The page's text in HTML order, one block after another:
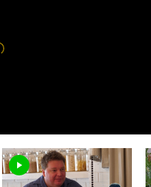
Видео